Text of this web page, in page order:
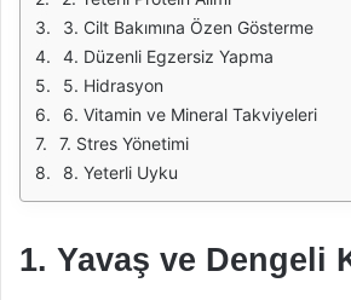
3. Cilt Bakımına Özen Gösterme
4. Düzenli Egzersiz Yapma
5. Hidrasyon
6. Vitamin ve Mineral Takviyeleri
7. Stres Yönetimi
8. Yeterli Uyku
1. Yavaş ve Dengeli